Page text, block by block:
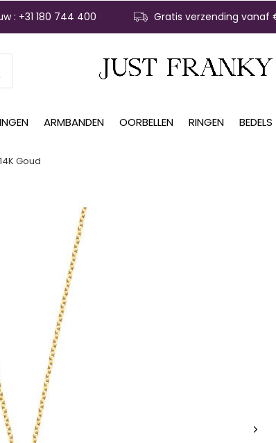
ARMBANDEN OORBELLEN RINGEN BEDELS
: +31 180 744 400 Gratis verzending vanaf
Goud